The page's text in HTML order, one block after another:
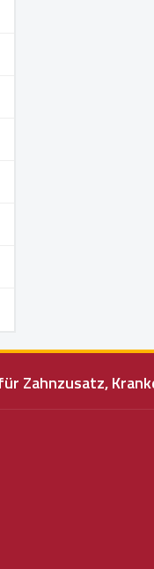
Zahnzusatz,